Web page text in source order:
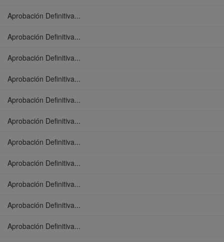
Aprobación Definitiva...
Aprobación Definitiva...
Aprobación Definitiva...
Aprobación Definitiva...
Aprobación Definitiva...
Aprobación Definitiva...
Aprobación Definitiva...
Aprobación Definitiva...
Aprobación Definitiva...
Aprobación Definitiva...
Aprobación Definitiva...